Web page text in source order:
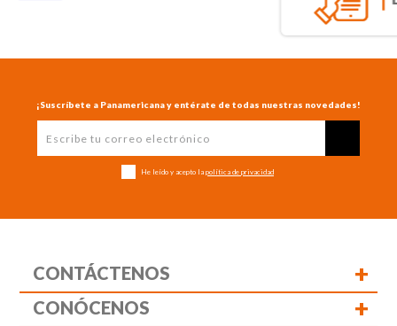
¡Suscríbete a Panamericana y entérate de todas nuestras novedades!
He leído y acepto la política de privacidad
CONTÁCTENOS +
CONÓCENOS +